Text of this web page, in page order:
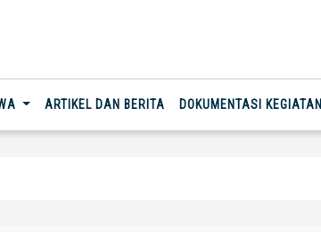
ARTIKEL DAN BERITA DOKUMENTASI KEGIATAN